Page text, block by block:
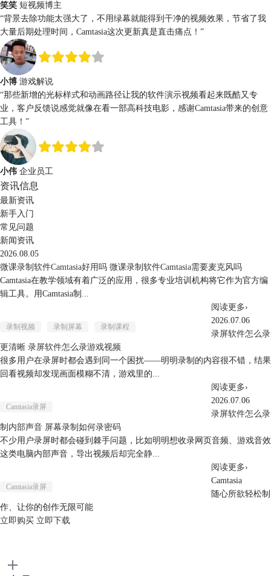
笑笑 短视频博主
“背景去除功能太强大了，不用绿幕就能得到干净的视频效果 ，节省了我
大量后期处理时间，Camtasia这次更新真是直击痛点！”
小博 游戏解说
“那些新增的光标样式和动画路径让我的软件演示视频看起来既酷又专
业，客户反馈说感觉就像在看一部高科技电影，感谢Camtasia带来的创意
工具！”
小伟 企业员工
资讯信息
最新资讯
新手入门
常见问题
新闻资讯
2026.08.05
微课录制软件Camtasia好用吗 微课录制软件Camtasia需要麦克风吗
Camtasia在教学领域有着广泛的应用，很多专业培训机构将它作为官方编
辑工具。用Camtasia制...
录制视频 录制屏幕 录制课程
阅读更多›
2026.07.06
录屏软件怎么录
更清晰 录屏软件怎么录游戏视频
很多用户在录屏时都会遇到同一个困扰——明明录制的内容很不错，结果
回看视频却发现画面模糊不清，游戏里的...
Camtasia录屏
阅读更多›
2026.07.06
录屏软件怎么录
制内部声音 屏幕录制如何录密码
不少用户录屏时都会碰到棘手问题，比如明明想收录网页音频、游戏音效
这类电脑内部声音，导出视频后却完全静...
Camtasia录屏
阅读更多›
Camtasia
随心所欲轻松制
作、让你的创作无限可能
立即购买 立即下载